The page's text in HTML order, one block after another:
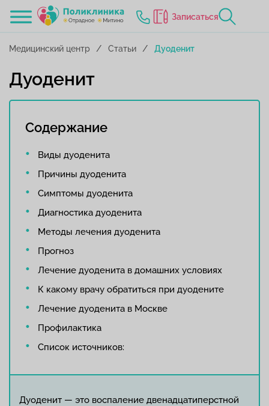
Записаться
Медицинский центр Статьи Дуоденит
Дуоденит
Содержание
Виды дуоденита
Причины дуоденита
Симптомы дуоденита
Диагностика дуоденита
Методы лечения дуоденита
Прогноз
Лечение дуоденита в домашних условиях
К какому врачу обратиться при дуодените
Лечение дуоденита в Москве
Профилактика
Список источников:
Дуоденит — это воспаление двенадцатиперстной